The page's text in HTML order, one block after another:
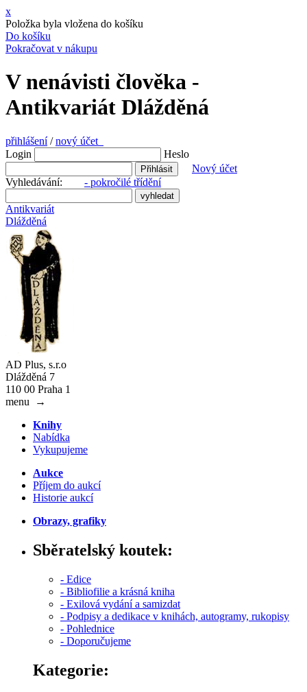
x
Položka byla vložena do košíku
Do košíku
Pokračovat v nákupu
V nenávisti člověka -
Antikvariát Dlážděná
přihlášení/nový účet
Login
Heslo
Nový účet
Vyhledávání: - pokročilé třídění
Antikvariát
Dlážděná
AD Plus, s.r.o
Dlážděná 7
110 00 Praha 1
menu
→
Knihy
Nabídka
Vykupujeme
Aukce
Příjem do aukcí
Historie aukcí
Obrazy, grafiky
Sběratelský koutek:
- Edice
- Bibliofilie a krásná kniha
- Exilová vydání a samizdat
- Podpisy a dedikace v knihách, autogramy, rukopisy
- Pohlednice
- Doporučujeme
Kategorie: